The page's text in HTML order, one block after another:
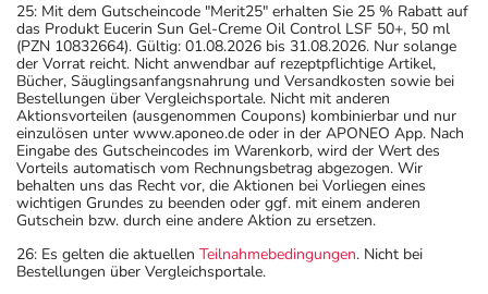
25: Mit dem Gutscheincode "Merit25" erhalten Sie 25 % Rabatt auf
das Produkt Eucerin Sun Gel-Creme Oil Control LSF 50+, 50 ml
(PZN 10832664). Gültig: 01.08.2026 bis 31.08.2026. Nur solange
der Vorrat reicht. Nicht anwendbar auf rezeptpflichtige Artikel,
Bücher, Säuglingsanfangsnahrung und Versandkosten sowie bei
Bestellungen über Vergleichsportale. Nicht mit anderen
Aktionsvorteilen (ausgenommen Coupons) kombinierbar und nur
einzulösen unter www.aponeo.de oder in der APONEO App. Nach
Eingabe des Gutscheincodes im Warenkorb, wird der Wert des
Vorteils automatisch vom Rechnungsbetrag abgezogen. Wir
behalten uns das Recht vor, die Aktionen bei Vorliegen eines
wichtigen Grundes zu beenden oder ggf. mit einem anderen
Gutschein bzw. durch eine andere Aktion zu ersetzen.
26: Es gelten die aktuellen Teilnahmebedingungen. Nicht bei
Bestellungen über Vergleichsportale.